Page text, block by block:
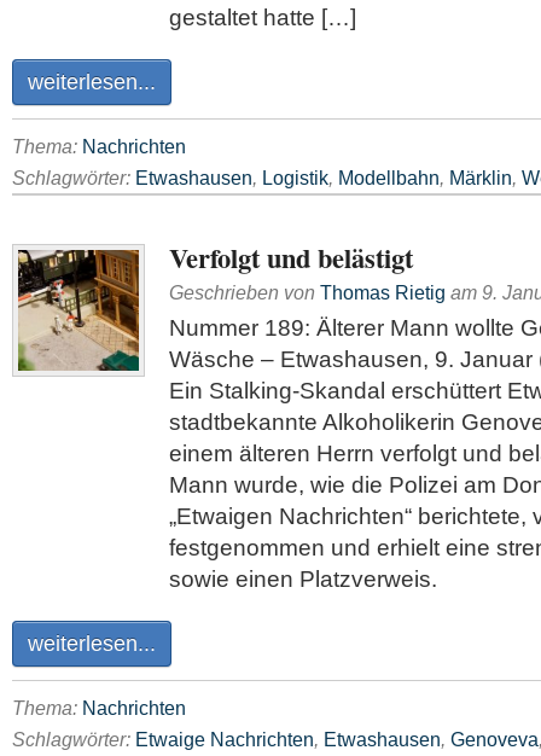
gestaltet hatte […]
weiterlesen...
Thema: Nachrichten
Schlagwörter: Etwashausen, Logistik, Modellbahn, Märklin,
Verfolgt und belästigt
Geschrieben von Thomas Rietig am 9.
Nummer 189: Älterer Mann wollte
Wäsche – Etwashausen, 9. Januar
Ein Stalking-Skandal erschüttert
stadtbekannte Alkoholikerin
einem älteren Herrn verfolgt und
Mann wurde, wie die Polizei am
„Etwaigen Nachrichten“ berichtete,
festgenommen und erhielt eine
sowie einen Platzverweis.
weiterlesen...
Thema: Nachrichten
Schlagwörter: Etwaige Nachrichten, Etwashausen, Genoveva